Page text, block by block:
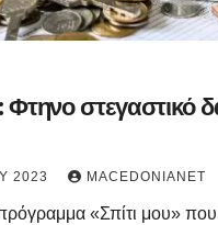
Φτηνο στεγαστικό
2023 MACEDONIANET
πρόγραμμα «Σπίτι μου»